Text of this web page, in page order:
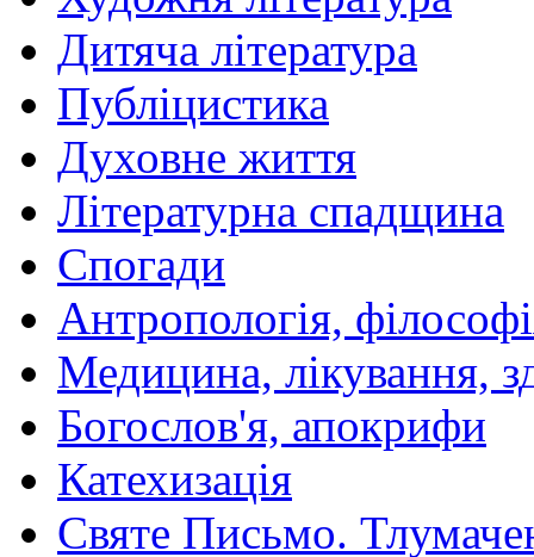
Дитяча література
Публіцистика
Духовне життя
Літературна спадщина
Спогади
Антропологія,
Медицина, лікування,
Богослов'я, апокрифи
Катехизація
Святе Письмо.